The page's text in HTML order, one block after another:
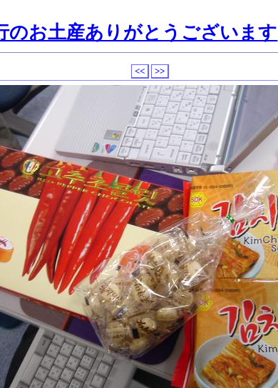
お土産ありがとうございます
<< >>